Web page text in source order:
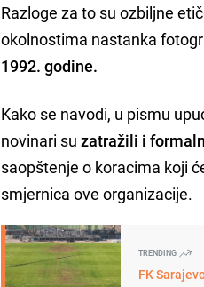
Razloge za to su ozbiljne
okolnostima nastanka
1992. godine.
Kako se navodi, u pismu
novinari suzatražili i
saopštenje o koracima koji
smjernica ove organizacije.
TRENDING
FK